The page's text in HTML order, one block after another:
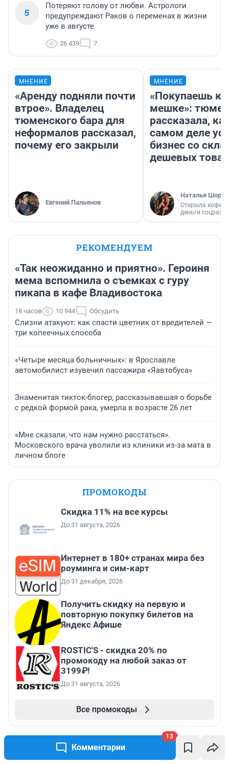
Комментарии
13
5
Потеряют голову от любви. Астрологи
предупреждают Раков о переменах в жизни
уже в августе
26 439 7
МНЕНИЕ
«Аренду подняли почти
втрое». Владелец
тюменского бара для
неформалов рассказал,
почему его закрыли
Евгений Пальянов
МНЕНИЕ
«Покупаешь
мешке»:
рассказала,
самом деле
бизнес со
дешевых
Наталья
Открыла
деньги
РЕКОМЕНДУЕМ
«Так неожиданно и приятно». Героиня
мема вспомнила о съемках с гуру
пикапа в кафе Владивостока
18 часов 10 944 Обсудить
Слизни атакуют: как спасти цветник от вредителей —
три копеечных способа
«Четыре месяца больничных»: в Ярославле
автомобилист изувечил пассажира «Яавтобуса»
Знаменитая тикток-блогер, рассказывавшая о борьбе
с редкой формой рака, умерла в возрасте 26 лет
«Мне сказали, что нам нужно расстаться».
Московского врача уволили из клиники из-за мата в
личном блоге
ПРОМОКОДЫ
Скидка 11% на все курсы
До 31 августа, 2026
Интернет в 180+ странах мира без
роуминга и сим-карт
До 31 декабря, 2026
Получить скидку на первую и
повторную покупку билетов на
Яндекс Афише
ROSTIC'S - скидка 20% по
промокоду на любой заказ от
3199₽!
До 31 августа, 2026
Все промокоды